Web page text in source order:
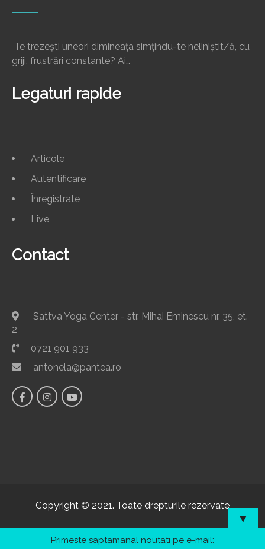
Te trezești uneori dimineața simțindu-te neliniștit/ă, cu
griji, frustrări constante? Ai…
Legaturi rapide
Articole
Autentificare
Înregistrate
Live
Contact
Sattva Yoga Center - str. Mihai Eminescu nr. 35, et.
2
0721 901 933
antonela@pantea.ro
Copyright © 2021. Toate drepturile rezervate
▼
Primeste saptamanal noutati pe e-mail: